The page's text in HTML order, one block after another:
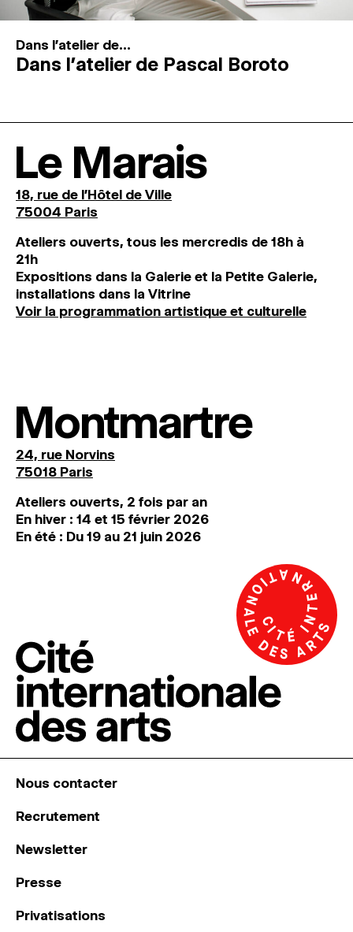
Dans l'atelier de...
Dans l’atelier de Pascal Boroto
Le Marais
18, rue de l'Hôtel de Ville
75004 Paris
Ateliers ouverts, tous les mercredis de 18h à
21h
Expositions dans la Galerie et la Petite Galerie,
installations dans la Vitrine
Voir la programmation artistique et culturelle
Montmartre
24, rue Norvins
75018 Paris
Ateliers ouverts, 2 fois par an
En hiver : 14 et 15 février 2026
En été : Du 19 au 21 juin 2026
Nous contacter
Recrutement
Newsletter
Presse
Privatisations